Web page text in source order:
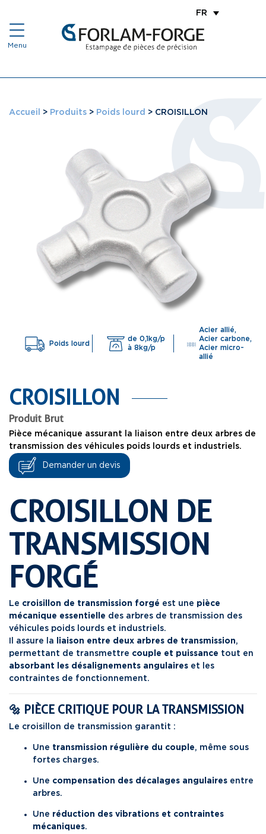
FR
Accueil > Produits > Poids lourd > CROISILLON
Poids lourd
de 0,1kg/p
à 8kg/p
Acier allié,
Acier carbone,
Acier micro-
allié
CROISILLON
Produit Brut
Pièce mécanique assurant la liaison entre deux arbres de
transmission des véhicules poids lourds et industriels.
Demander un devis
CROISILLON DE
TRANSMISSION
FORGÉ
Le croisillon de transmission forgé est une pièce
mécanique essentielle des arbres de transmission des
véhicules poids lourds et industriels.
Il assure la
liaison entre deux arbres de transmission,
permettant de transmettre couple et puissance tout en
absorbant les désalignements angulaires et les
contraintes de fonctionnement.
🔩 PIÈCE CRITIQUE POUR LA TRANSMISSION
Le croisillon de transmission garantit :
Une transmission régulière du couple, même sous
fortes charges.
Une compensation des décalages angulaires entre
arbres.
Une réduction des vibrations et contraintes
mécaniques.